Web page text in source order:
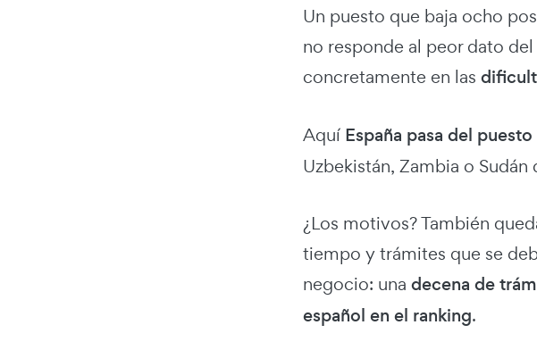
Un puesto que baja ocho
no responde al peor dato
concretamente en las
Aquí España pasa del
Uzbekistán, Zambia o
¿Los motivos? También
tiempo y trámites que se
negocio: una decena de
español en el ranking.